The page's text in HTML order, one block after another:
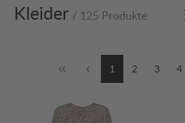
Kleider / 125 Produkte
1 2 3 4